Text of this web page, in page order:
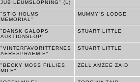
JUBILEUMSLÖPNING" (L)
"STIG HOLMS
MEMORIAL"
MUMMY´S LODGE
"DANSK GALOPS
AUKTIONSLOP"
STUART LITTLE
"VINTERFAVORITTERNES
AERESPRAEMIE"
STUART LITTLE
"BECKY MOSS FILLIES
MILE"
ZELL AMZEE ZAID